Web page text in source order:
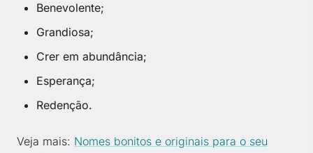
Benevolente;
Grandiosa;
Crer em abundância;
Esperança;
Redenção.
Veja mais: Nomes bonitos e originais para o seu